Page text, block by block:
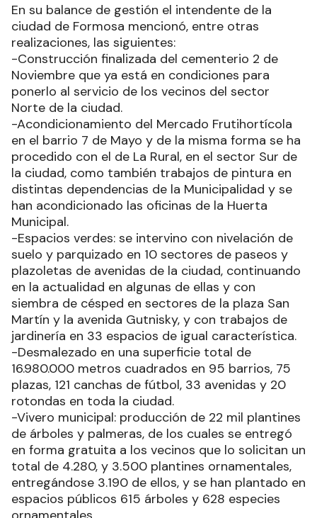
En su balance de gestión el intendente de la
ciudad de Formosa mencionó, entre otras
realizaciones, las siguientes:
-Construcción finalizada del cementerio 2 de
Noviembre que ya está en condiciones para
ponerlo al servicio de los vecinos del sector
Norte de la ciudad.
-Acondicionamiento del Mercado Frutihortícola
en el barrio 7 de Mayo y de la misma forma se ha
procedido con el de La Rural, en el sector Sur de
la ciudad, como también trabajos de pintura en
distintas dependencias de la Municipalidad y se
han acondicionado las oficinas de la Huerta
Municipal.
-Espacios verdes: se intervino con nivelación de
suelo y parquizado en 10 sectores de paseos y
plazoletas de avenidas de la ciudad, continuando
en la actualidad en algunas de ellas y con
siembra de césped en sectores de la plaza San
Martín y la avenida Gutnisky, y con trabajos de
jardinería en 33 espacios de igual característica.
-Desmalezado en una superficie total de
16.980.000 metros cuadrados en 95 barrios, 75
plazas, 121 canchas de fútbol, 33 avenidas y 20
rotondas en toda la ciudad.
-Vivero municipal: producción de 22 mil plantines
de árboles y palmeras, de los cuales se entregó
en forma gratuita a los vecinos que lo solicitan un
total de 4.280, y 3.500 plantines ornamentales,
entregándose 3.190 de ellos, y se han plantado en
espacios públicos 615 árboles y 628 especies